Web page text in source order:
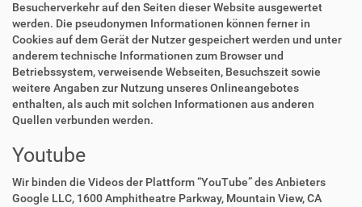
Besucherverkehr auf den Seiten dieser Website ausgewertet
werden. Die pseudonymen Informationen können ferner in
Cookies auf dem Gerät der Nutzer gespeichert werden und unter
anderem technische Informationen zum Browser und
Betriebssystem, verweisende Webseiten, Besuchszeit sowie
weitere Angaben zur Nutzung unseres Onlineangebotes
enthalten, als auch mit solchen Informationen aus anderen
Quellen verbunden werden.
Youtube
Wir binden die Videos der Plattform “YouTube” des Anbieters
Google LLC, 1600 Amphitheatre Parkway, Mountain View, CA